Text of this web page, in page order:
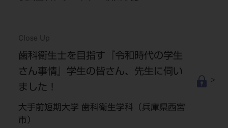
Close Up
歯科衛生士を目指す『令和時代の学生
さん事情』学生の皆さん、先生に伺い
ました！
大手前短期大学 歯科衛生学科（兵庫県西宮
市）